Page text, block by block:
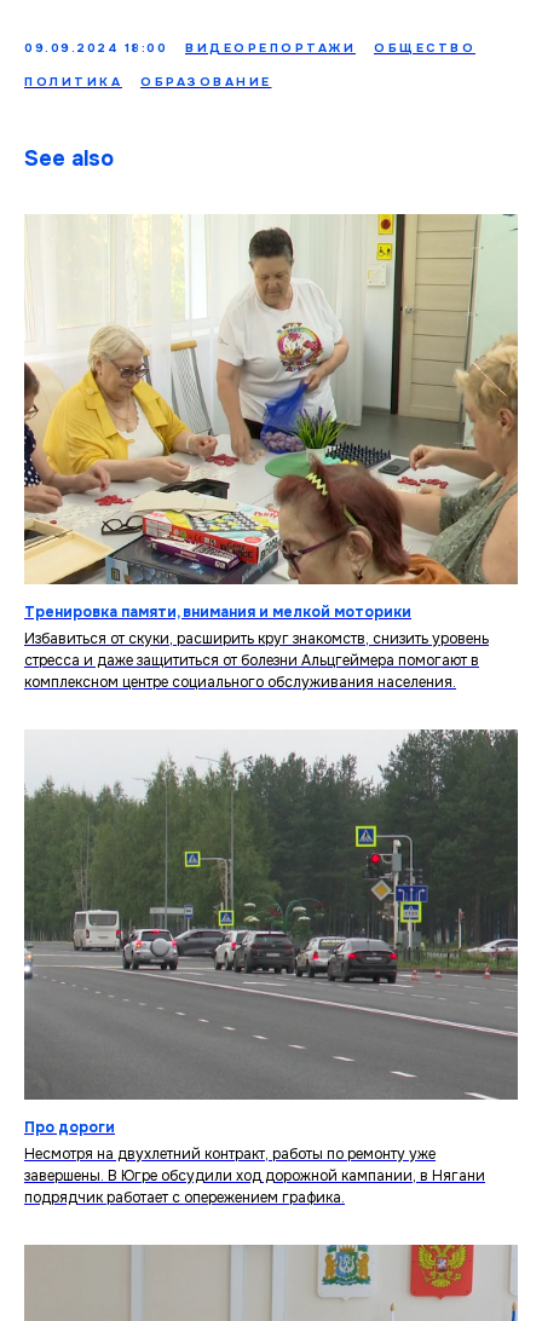
09.09.2024 18:00 ВИДЕОРЕПОРТАЖИ ОБЩЕСТВО
ПОЛИТИКА ОБРАЗОВАНИЕ
See also
Тренировка памяти, внимания и мелкой моторики
Избавиться от скуки, расширить круг знакомств, снизить уровень
стресса и даже защититься от болезни Альцгеймера помогают в
комплексном центре социального обслуживания населения.
Про дороги
Несмотря на двухлетний контракт, работы по ремонту уже
завершены. В Югре обсудили ход дорожной кампании, в Нягани
подрядчик работает с опережением графика.